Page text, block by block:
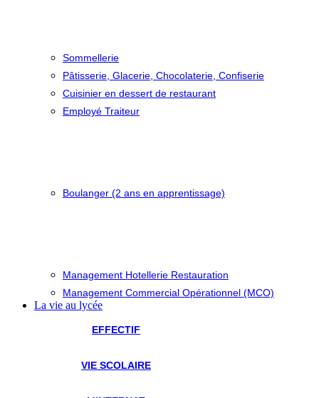
Sommellerie
Pâtisserie, Glacerie, Chocolaterie, Confiserie
Cuisinier en dessert de restaurant
Employé Traiteur
Boulanger (2 ans en apprentissage)
Management Hotellerie Restauration
Management Commercial Opérationnel (MCO)
La vie au lycée
EFFECTIF
VIE SCOLAIRE